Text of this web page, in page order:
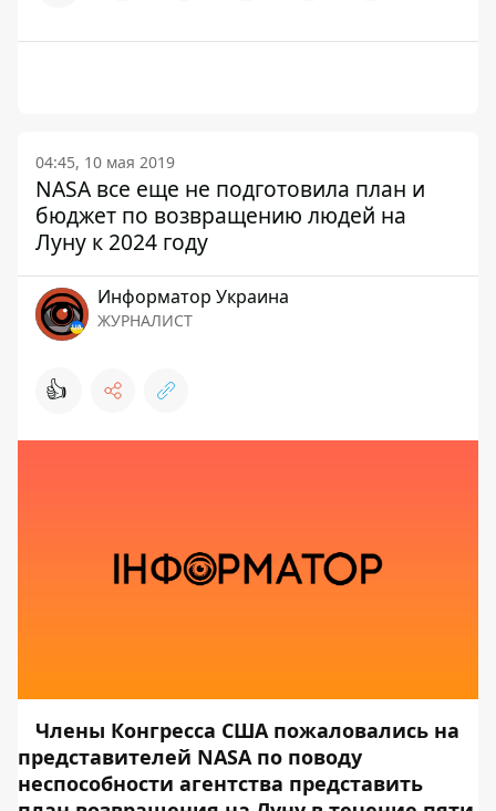
04:45, 10 мая 2019
NASA все еще не подготовила план и
бюджет по возвращению людей на
Луну к 2024 году
Информатор Украина
ЖУРНАЛИСТ
👍
Члены Конгресса США пожаловались на
представителей NASA по поводу
неспособности агентства представить